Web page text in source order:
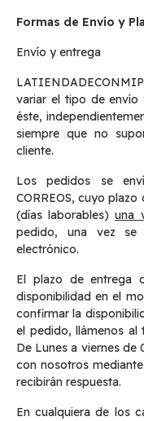
Formas de Envío y
Envío y entrega
variar el tipo de
éste,
siempre que no
cliente.
Los pedidos se
CORREOS, cuyo
(días laborables)una
pedido, una vez
electrónico.
El plazo de entrega
disponibilidad en el
confirmar la
el pedido, llámenos al
De Lunes a viernes
con nosotros
recibirán respuesta.
En cualquiera de los